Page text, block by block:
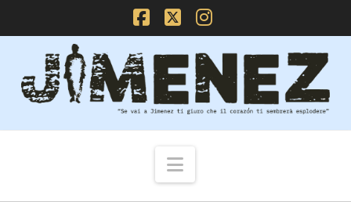
Facebook
X Instagram
Navigazione